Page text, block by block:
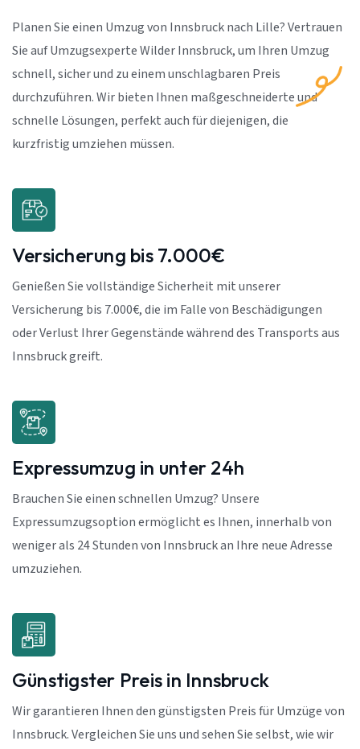
Planen Sie einen Umzug von Innsbruck nach Lille? Vertrauen
Sie auf Umzugsexperte Wilder Innsbruck, um Ihren Umzug
schnell, sicher und zu einem unschlagbaren Preis
durchzuführen. Wir bieten Ihnen maßgeschneiderte und
schnelle Lösungen, perfekt auch für diejenigen, die
kurzfristig umziehen müssen.
Versicherung bis 7.000€
Genießen Sie vollständige Sicherheit mit unserer
Versicherung bis 7.000€, die im Falle von Beschädigungen
oder Verlust Ihrer Gegenstände während des Transports aus
Innsbruck greift.
Expressumzug in unter 24h
Brauchen Sie einen schnellen Umzug? Unsere
Expressumzugsoption ermöglicht es Ihnen, innerhalb von
weniger als 24 Stunden von Innsbruck an Ihre neue Adresse
umzuziehen.
Günstigster Preis in Innsbruck
Wir garantieren Ihnen den günstigsten Preis für Umzüge von
Innsbruck. Vergleichen Sie uns und sehen Sie selbst, wie wir